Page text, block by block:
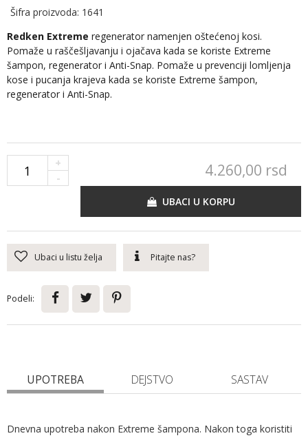
Šifra proizvoda: 1641
Redken Extreme regenerator namenjen oštećenoj kosi.
Pomaže u raščešljavanju i ojačava kada se koriste Extreme
šampon, regenerator i Anti-Snap. Pomaže u prevenciji lomljenja
kose i pucanja krajeva kada se koriste Extreme šampon,
regenerator i Anti-Snap.
+
-
4.260,00 rsd
UBACI U KORPU
Ubaci u listu želja Pitajte nas?
Podeli:
UPOTREBA DEJSTVO SASTAV
Dnevna upotreba nakon Extreme šampona. Nakon toga koristiti